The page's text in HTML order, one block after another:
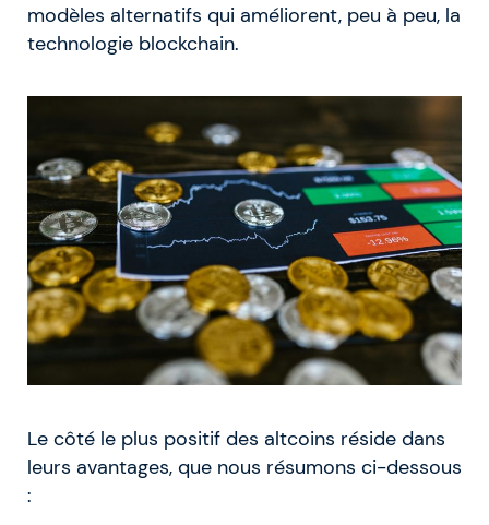
modèles alternatifs qui améliorent, peu à peu, la
technologie blockchain.
Le côté le plus positif des altcoins réside dans
leurs avantages, que nous résumons ci-dessous
: